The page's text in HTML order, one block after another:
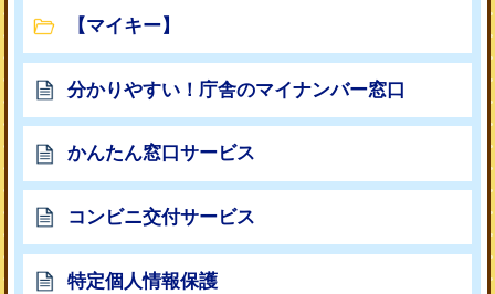
【マイキー】
分かりやすい！庁舎のマイナンバー窓口
かんたん窓口サービス
コンビニ交付サービス
特定個人情報保護